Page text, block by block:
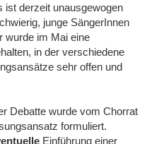
ist derzeit unausgewogen
junge SängerInnen
wurde im Mai eine
in der verschiedene
sehr offen und
Debatte wurde vom Chorrat
formuliert.
Einführung einer